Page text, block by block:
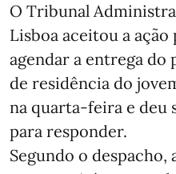
O Tribunal
Lisboa aceitou a
agendar a entrega do
de residência do
na quarta-feira e deu
para responder.
Segundo o despacho,